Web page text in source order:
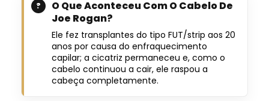
O Que Aconteceu Com O Cabelo De
Joe Rogan?
Ele fez transplantes do tipo FUT/strip aos 20
anos por causa do enfraquecimento
capilar; a cicatriz permaneceu e, como o
cabelo continuou a cair, ele raspou a
cabeça completamente.